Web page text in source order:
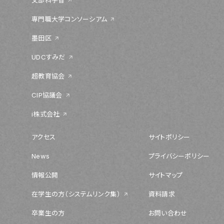
専門職大学コンソーシアム
墨田区
UDCすみだ
超教育協会
CIP協議会
i株式会社
アクセス
News
情報公開
在学生の方（システムリンク集）
卒業生の方
サイトポリシー
プライバシーポリシー
サイトマップ
資料請求
お問い合わせ